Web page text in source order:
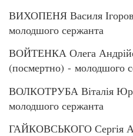
ВИХОПЕНЯ Василя
молодшого сержанта
ВОЙТЕНКА Олега
(посмертно) - молодшого
ВОЛКОТРУБА Віталія
молодшого сержанта
ГАЙКОВСЬКОГО Сергія